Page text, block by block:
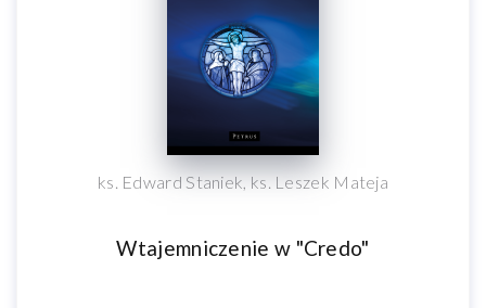
ks. Edward Staniek, ks. Leszek Mateja
Wtajemniczenie w "Credo"